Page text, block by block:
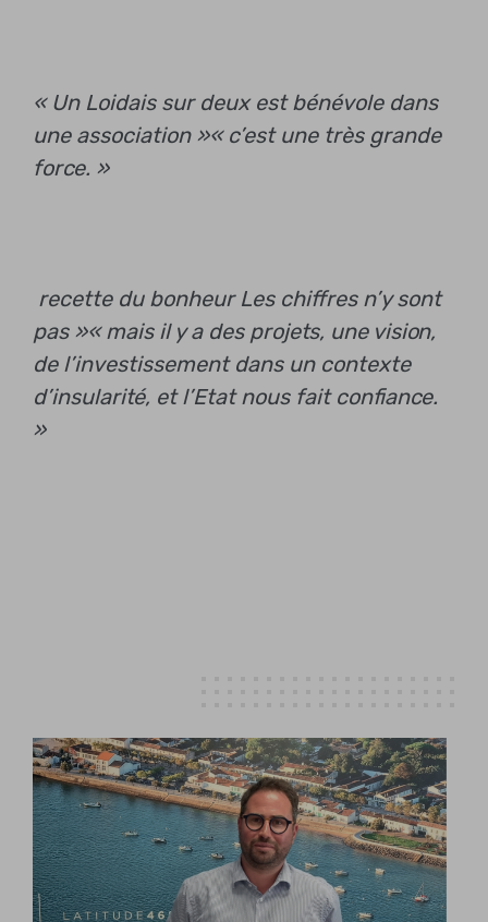
« Un Loidais sur deux est bénévole dans
une association »« c’est une très grande
force. »
recette du bonheurLes chiffres n’y sont
pas »« mais il y a des projets, une vision,
de l’investissement dans un contexte
d’insularité, et l’Etat nous fait confiance.
»